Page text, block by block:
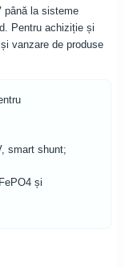
până la sisteme
Pentru achiziție și
vanzare de produse
smart shunt;
și